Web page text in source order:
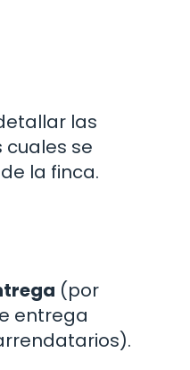
las
se
la finca.
(por
entrega